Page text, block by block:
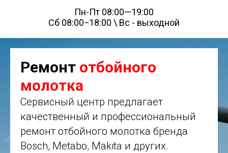
Пн-Пт 08:00—19:00
Сб 08:00−18:00 \ Вс - выходной
Ремонт отбойного
молотка
Сервисный центр предлагает
качественный и профессиональный
ремонт отбойного молотка бренда
Bosch, Metabo, Makita и других.